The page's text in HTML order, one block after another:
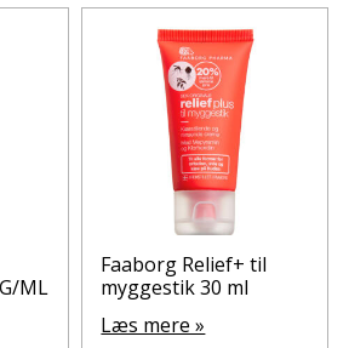
ML
Faaborg Relief+ til
myggestik 30 ml
Læs mere »